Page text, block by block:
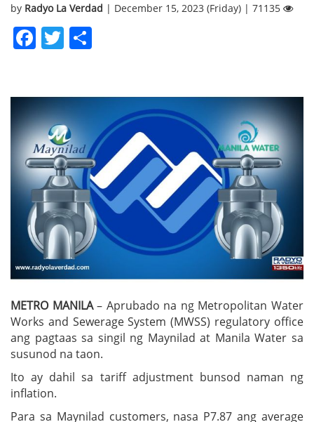
by Radyo La Verdad | December 15, 2023 (Friday) | 71135
Facebook
Twitter
METRO MANILA– Aprubado na ng Metropolitan Water
Works and Sewerage System (MWSS) regulatory office
ang pagtaas sa singil ng Maynilad at Manila Water sa
susunod na taon.
Ito ay dahil sa tariff adjustment bunsod naman ng
inflation.
Para sa Maynilad customers, nasa P7.87 ang average